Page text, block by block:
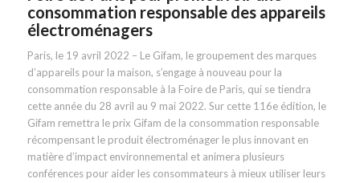
consommation responsable des appareils
électroménagers
Paris, le 19 avril 2022 – Le Gifam, le groupement des marques
d’appareils pour la maison, s’engage à nouveau pour la
consommation responsable à la Foire de Paris, qui se tiendra
cette année du 28 avril au 9 mai 2022. Sur cette 116e édition, le
Gifam remettra le prix Gifam de la consommation responsable
récompensant le produit électroménager le plus innovant en
matière d’impact environnemental et animera plusieurs
conférences pour aider les consommateurs à mieux utiliser leurs